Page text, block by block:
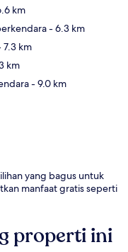
km
- 6.3 km
7.3 km
km
- 9.0 km
yang bagus untuk
manfaat gratis seperti
properti ini